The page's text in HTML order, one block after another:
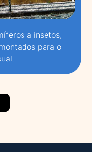
a insetos,
para o